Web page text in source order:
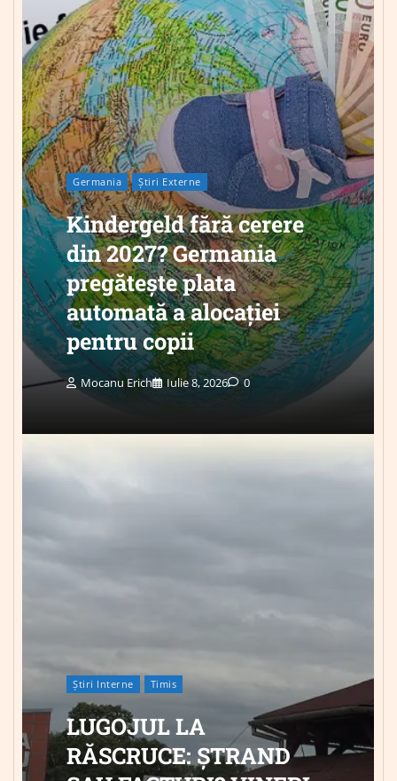
Germania Știri Externe
Kindergeld fără cerere
din 2027? Germania
pregătește plata
automată a alocației
pentru copii
Mocanu Erich Iulie 8, 2026 0
Știri Interne Timis
LUGOJUL LA
RĂSCRUCE: ȘTRAND